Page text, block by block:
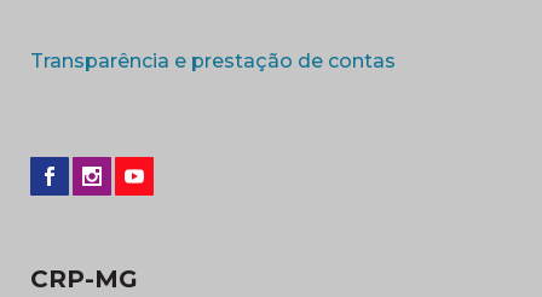
Transparência e prestação de contas
CRP-MG